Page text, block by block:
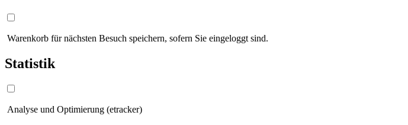
Warenkorb für nächsten Besuch speichern, sofern Sie eingeloggt sind.
Statistik
Analyse und Optimierung (etracker)